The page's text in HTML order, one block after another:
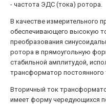
- частота ЭДС (тока) ротора.
В качестве измерительного
обеспечивающего высокую
преобразования
ротора в прямоугольную
стабильной амплитудой,
трансформатор постоянного
Вторичный ток
имеет форму чередующихся